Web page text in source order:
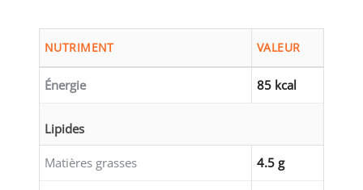
NUTRIMENT VALEUR
Énergie 85 kcal
Lipides
Matières grasses 4.5 g